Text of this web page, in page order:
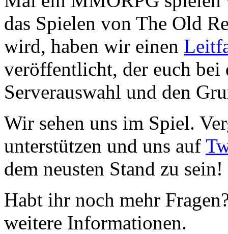
das Spielen von The Old
wird, haben wir einen
veröffentlicht, der euch bei
Serverauswahl und den
Wir sehen uns im Spiel.
unterstützen und uns auf
dem neusten Stand zu sein!
Habt ihr noch mehr
weitere Informationen.